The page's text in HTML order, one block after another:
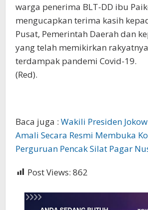
warga penerima BLT-DD ibu
mengucapkan terima kasih
Pusat, Pemerintah Daerah dan
yang telah memikirkan
terdampak pandemi Covid-19.
(Red).
Baca juga : Wakili Presiden
Amali Secara Resmi Membuka
Perguruan Pencak Silat Pagar
Post Views: 862